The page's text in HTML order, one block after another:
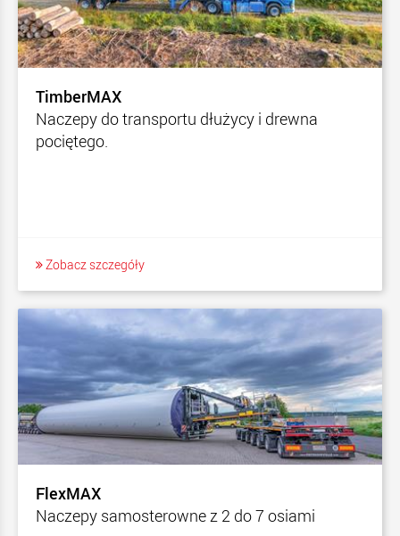
TimberMAX
Naczepy do transportu dłużycy i drewna
pociętego.
Zobacz szczegóły
FlexMAX
Naczepy samosterowne z 2 do 7 osiami